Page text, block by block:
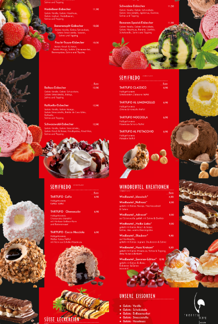
HIGHLIGHTS MIT
SCHUSS
DESSERT- &
EISSPEZIALITÄTEN
DESSERT- &
EISSPEZIALITÄTEN
SEMIFREDO
BELGISCHE WAFFELN
WINDBEUTEL
KREATIONEN